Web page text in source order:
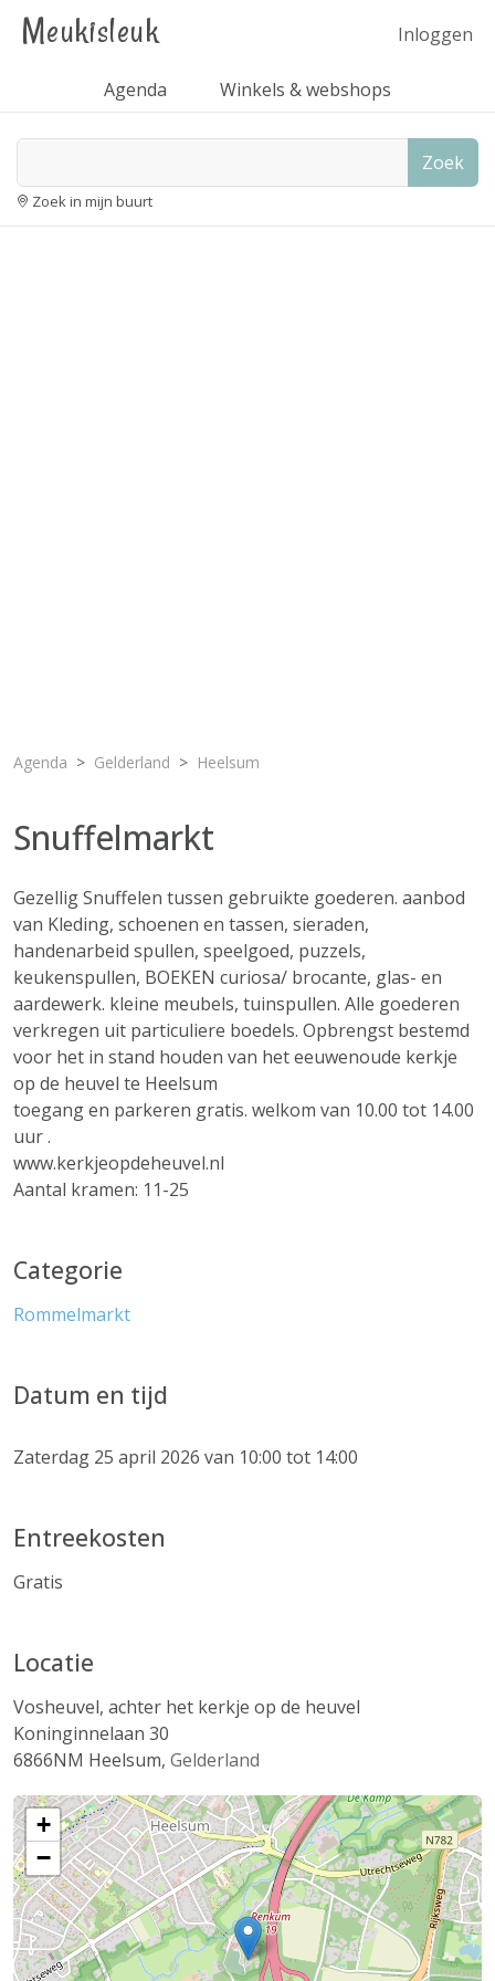
Meukisleuk Inloggen
Agenda Winkels & webshops
Zoek
Zoek in mijn buurt
Agenda Gelderland Heelsum
Snuffelmarkt
Gezellig Snuffelen tussen gebruikte goederen. aanbod
van Kleding, schoenen en tassen, sieraden,
handenarbeid spullen, speelgoed, puzzels,
keukenspullen, BOEKEN curiosa/ brocante, glas- en
aardewerk. kleine meubels, tuinspullen. Alle goederen
verkregen uit particuliere boedels. Opbrengst bestemd
voor het in stand houden van het eeuwenoude kerkje
op de heuvel te Heelsum
toegang en parkeren gratis. welkom van 10.00 tot 14.00
uur .
www.kerkjeopdeheuvel.nl
Aantal kramen: 11-25
Categorie
Rommelmarkt
Datum en tijd
Zaterdag 25 april 2026 van 10:00 tot 14:00
Entreekosten
Gratis
Locatie
Vosheuvel, achter het kerkje op de heuvel
Koninginnelaan 30
6866NM Heelsum, Gelderland
+
−